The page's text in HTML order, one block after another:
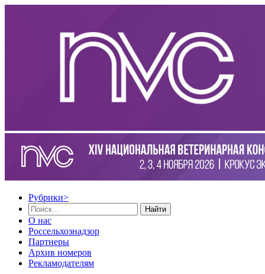
Рубрики>
Найти
О нас
Россельхознадзор
Партнеры
Архив номеров
Рекламодателям